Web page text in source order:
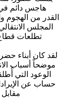
هاجس دائم في
القدر من الهجوم
المجلس
تطلعات
لقد كان أبناء
موضحاً أسباب
الوعود التي
حساب عن
مقابل